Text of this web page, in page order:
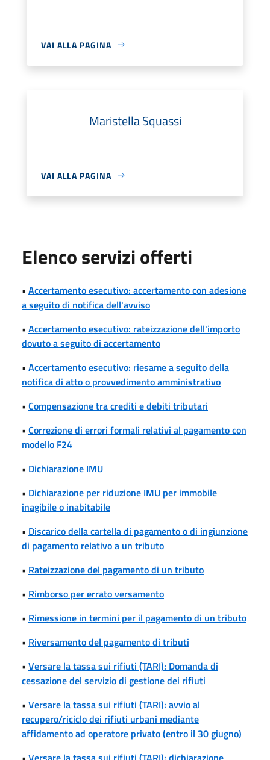
VAI ALLA PAGINA
Maristella Squassi
VAI ALLA PAGINA
Elenco servizi offerti
• Accertamento esecutivo: accertamento con adesione
a seguito di notifica dell'avviso
• Accertamento esecutivo: rateizzazione dell'importo
dovuto a seguito di accertamento
• Accertamento esecutivo: riesame a seguito della
notifica di atto o provvedimento amministrativo
• Compensazione tra crediti e debiti tributari
• Correzione di errori formali relativi al pagamento con
modello F24
• Dichiarazione IMU
• Dichiarazione per riduzione IMU per immobile
inagibile o inabitabile
• Discarico della cartella di pagamento o di ingiunzione
di pagamento relativo a un tributo
• Rateizzazione del pagamento di un tributo
• Rimborso per errato versamento
• Rimessione in termini per il pagamento di un tributo
• Riversamento del pagamento di tributi
• Versare la tassa sui rifiuti (TARI): Domanda di
cessazione del servizio di gestione dei rifiuti
• Versare la tassa sui rifiuti (TARI): avvio al
recupero/riciclo dei rifiuti urbani mediante
affidamento ad operatore privato (entro il 30 giugno)